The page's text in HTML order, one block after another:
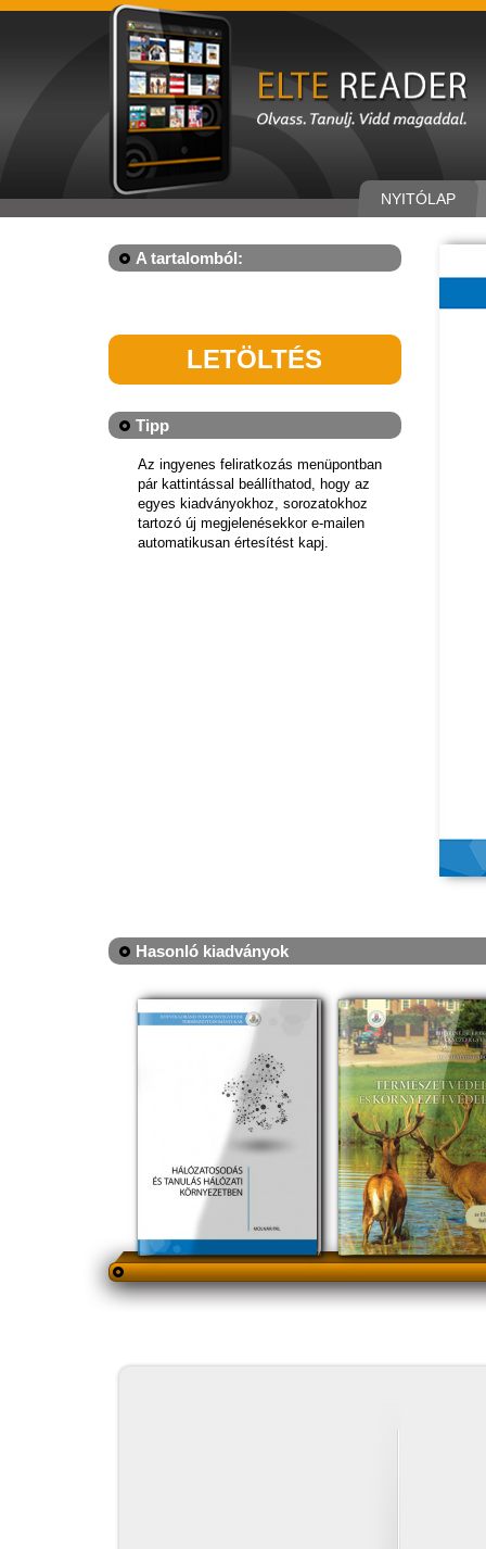
NYITÓLAP
A tartalomból:
LETÖLTÉS
Tipp
Az ingyenes feliratkozás menüpontban
pár kattintással beállíthatod, hogy az
egyes kiadványokhoz, sorozatokhoz
tartozó új megjelenésekkor e-mailen
automatikusan értesítést kapj.
Hasonló kiadványok